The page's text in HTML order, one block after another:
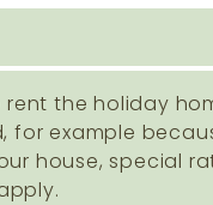
rent the holiday
for example
house, special